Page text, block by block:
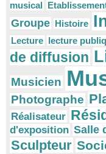
musical
Groupe Histoire
Lecture lecture
de diffusion
Musicien
Photographe
Réalisateur
d'exposition Salle
Sculpteur